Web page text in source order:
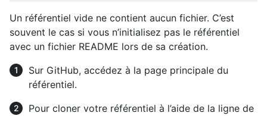
Un référentiel vide ne contient aucun fichier. C’est
souvent le cas si vous n’initialisez pas le référentiel
avec un fichier README lors de sa création.
Sur GitHub, accédez à la page principale du
référentiel.
Pour cloner votre référentiel à l’aide de la ligne de